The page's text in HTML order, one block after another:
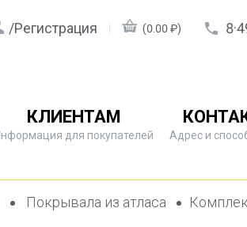
/Регистрация (0.00 ₽)
КЛИЕНТАМ
для покупателей Адрес и
Покрывала из атласа